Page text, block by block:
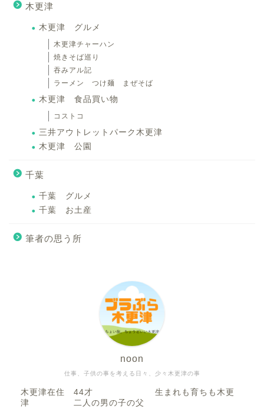
木更津
木更津 グルメ
木更津チャーハン
焼きそば巡り
吞みアル記
ラーメン つけ麺 まぜそば
木更津 食品買い物
コストコ
三井アウトレットパーク木更津
木更津 公園
千葉
千葉 グルメ
千葉 お土産
筆者の思う所
仕事、子供の事を考える日々、少々木更津の事
noon
木更津在住 44才 生まれも育ちも木更
津 二人の男の子の父